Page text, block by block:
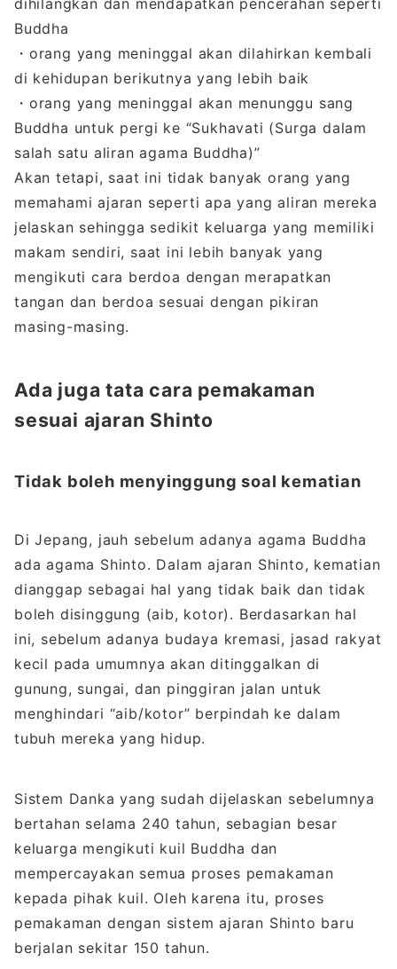
dihilangkan dan mendapatkan pencerahan seperti
Buddha
・orang yang meninggal akan dilahirkan kembali
di kehidupan berikutnya yang lebih baik
・orang yang meninggal akan menunggu sang
Buddha untuk pergi ke “Sukhavati (Surga dalam
salah satu aliran agama Buddha)”
Akan tetapi, saat ini tidak banyak orang yang
memahami ajaran seperti apa yang aliran mereka
jelaskan sehingga sedikit keluarga yang memiliki
makam sendiri, saat ini lebih banyak yang
mengikuti cara berdoa dengan merapatkan
tangan dan berdoa sesuai dengan pikiran
masing-masing.
Ada juga tata cara pemakaman
sesuai ajaran Shinto
Tidak boleh menyinggung soal kematian
Di Jepang, jauh sebelum adanya agama Buddha
ada agama Shinto. Dalam ajaran Shinto, kematian
dianggap sebagai hal yang tidak baik dan tidak
boleh disinggung (aib, kotor). Berdasarkan hal
ini, sebelum adanya budaya kremasi, jasad rakyat
kecil pada umumnya akan ditinggalkan di
gunung, sungai, dan pinggiran jalan untuk
menghindari “aib/kotor” berpindah ke dalam
tubuh mereka yang hidup.
Sistem Danka yang sudah dijelaskan sebelumnya
bertahan selama 240 tahun, sebagian besar
keluarga mengikuti kuil Buddha dan
mempercayakan semua proses pemakaman
kepada pihak kuil. Oleh karena itu, proses
pemakaman dengan sistem ajaran Shinto baru
berjalan sekitar 150 tahun.